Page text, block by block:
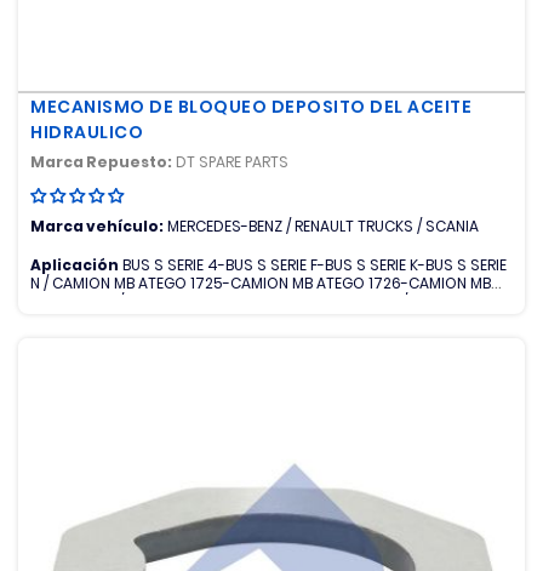
MECANISMO DE BLOQUEO DEPOSITO DEL ACEITE
HIDRAULICO
Marca Repuesto: DT SPARE PARTS
Marca vehículo:MERCEDES-BENZ / RENAULT TRUCKS / SCANIA
Aplicación BUS S SERIE 4-BUS S SERIE F-BUS S SERIE K-BUS S SERIE
N / CAMION MB ATEGO 1725-CAMION MB ATEGO 1726-CAMION MB
ATEGO 1729 / CAMION R MIDLINER-CAMION R MIDLUM / CAMION S